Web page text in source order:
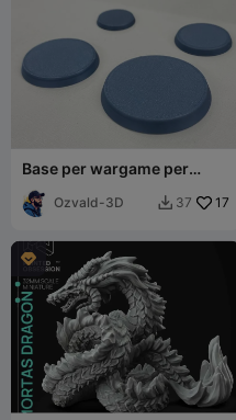
Base per wargame per
miniature da 25mm, 32mm,
40mm e 50mm
Ozvald-3D  37 17
